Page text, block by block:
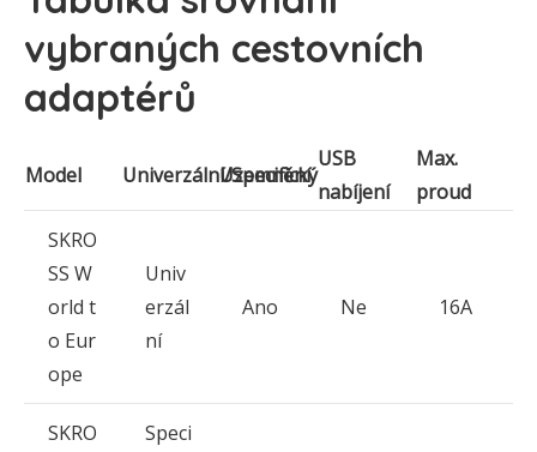
vybraných cestovních
adaptérů
Model Univerzální/Specifický
Uzemnění
USB
nabíjení
Max.
proud
SKRO
SS W
orld t
o Eur
ope
Univ
erzál
ní
Ano Ne 16A
SKRO
Speci